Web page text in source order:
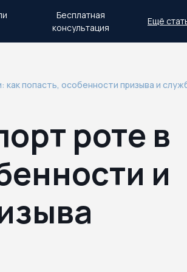
Ещё
Бесплатная
консультация
как попасть, особенности призыва и
роте в
и